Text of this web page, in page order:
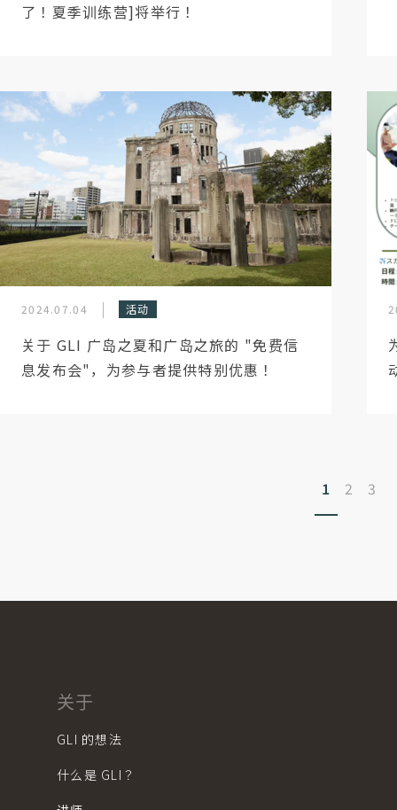
了！夏季训练营]将举行！
2024.07.04 活动
关于 GLI 广岛之夏和广岛之旅的 "免费信
息发布会"，为参与者提供特别优惠！
1 2 3
关于
GLI 的想法
什么是 GLI？